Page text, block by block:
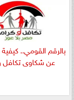
بالرقم القومي..
عن شكاوى تكافل